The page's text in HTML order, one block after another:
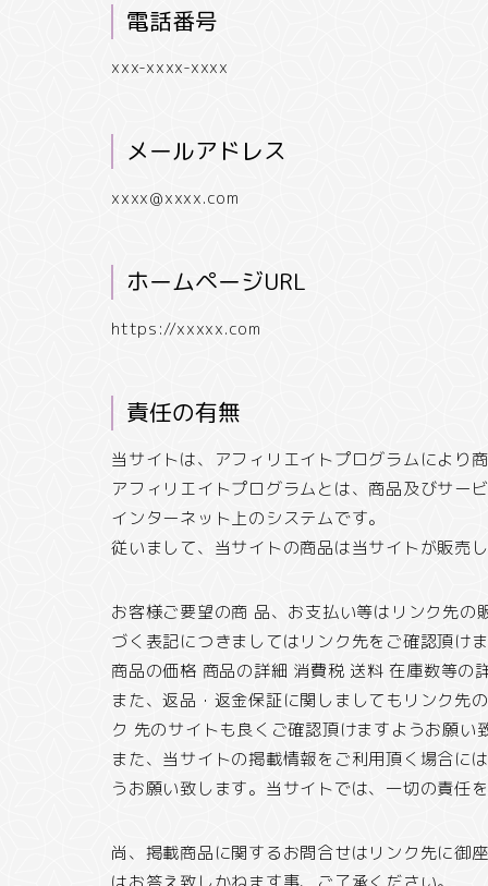
電話番号
xxx-xxxx-xxxx
メールアドレス
xxxx@xxxx.com
ホームページURL
https://xxxxx.com
責任の有無
当サイトは、アフィリエイトプログラムにより
アフィリエイトプログラムとは、商品及びサー
インターネット上のシステムです。
従いまして、当サイトの商品は当サイトが販売
お客様ご要望の商 品、お支払い等はリンク先
づく表記につきましてはリンク先をご確認頂け
商品の価格 商品の詳細 消費税 送料 在庫数等の
また、返品・返金保証に関しましてもリンク先
ク 先のサイトも良くご確認頂けますようお願い
また、当サイトの掲載情報をご利用頂く場合に
うお願い致します。当サイトでは、一切の責任
尚、掲載商品に関するお問合せはリンク先に御